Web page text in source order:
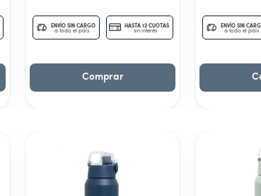
ENVÍO SIN CARGO
a todo el país
HASTA 12 CUOTAS
sin interés
Comprar
ENVÍO SIN
a todo el país